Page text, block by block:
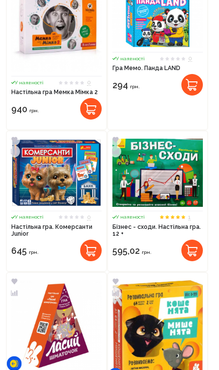
У наявності
0
Настільна гра Мемка Мімка 2
940 грн.
У наявності
0
Гра Мемо. Панда LAND
294 грн.
У наявності
0
Настільна гра. Комерсанти
Junior
645 грн.
У наявності
1
Бізнес - сходи. Настільна гра.
12 +
595,02 грн.